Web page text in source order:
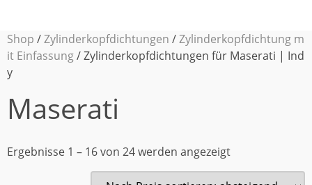
Shop /Zylinderkopfdichtungen /Zylinderkopfdichtung m
it Einfassung/ Zylinderkopfdichtungen für Maserati | Ind
y
Maserati
Ergebnisse 1 – 16 von 24 werden angezeigt